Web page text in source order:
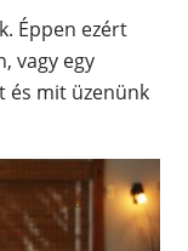
Éppen ezért
vagy egy
és mit üzenünk